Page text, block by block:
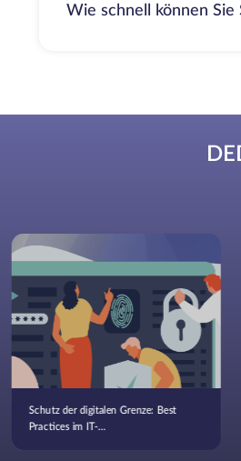
Wie schnell können
Schutz der digitalen Grenze: Best
Practices im IT-